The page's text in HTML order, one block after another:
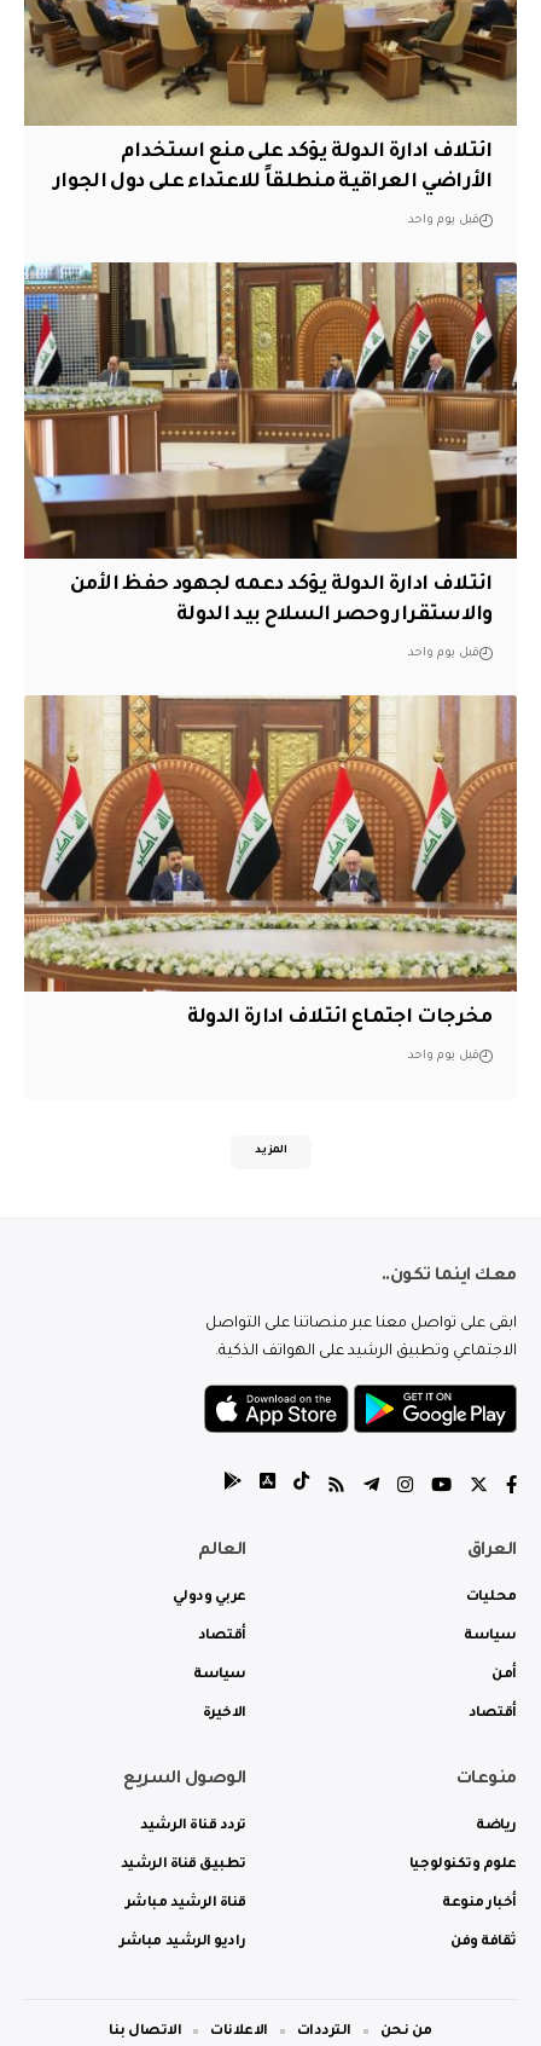
ائتلاف ادارة الدولة يؤكد على منع استخدام
الأراضي العراقية منطلقاً للاعتداء على دول الجوار
قبل يوم واحد
ائتلاف ادارة الدولة يؤكد دعمه لجهود حفظ الأمن
والاستقرار وحصر السلاح بيد الدولة
قبل يوم واحد
مخرجات اجتماع ائتلاف ادارة الدولة
قبل يوم واحد
المزيد
معك اينما تكون..
ابقى على تواصل معنا عبر منصاتنا على التواصل
الاجتماعي وتطبيق الرشيد على الهواتف الذكية.
العراق
محليات
سياسة
أمن
أقتصاد
العالم
عربي ودولي
أقتصاد
سياسة
الاخيرة
منوعات
رياضة
علوم وتكنولوجيا
أخبار منوعة
ثقافة وفن
الوصول السريع
تردد قناة الرشيد
تطبيق قناة الرشيد
قناة الرشيد مباشر
راديو الرشيد مباشر
من نحن الترددات الاعلانات الاتصال بنا